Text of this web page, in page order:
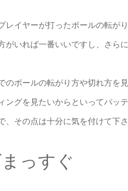
レイヤーが打ったボールの転が
がいれば一番いいですし、さら
のボールの転がり方や切れ方を
ングを見たいからといってパッ
その点は十分に気を付けて下さ
っすぐ